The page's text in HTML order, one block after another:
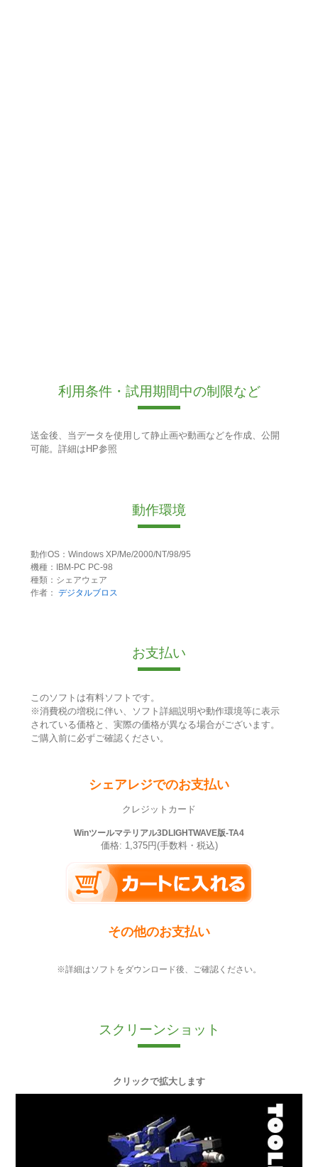
利用条件・試用期間中の制限など
送金後、当データを使用して静止画や動画などを作成、公開
可能。詳細はHP参照
動作環境
動作OS：Windows XP/Me/2000/NT/98/95
機種：IBM-PC PC-98
種類：シェアウェア
作者： デジタルブロス
お支払い
このソフトは有料ソフトです。
※消費税の増税に伴い、ソフト詳細説明や動作環境等に表示
されている価格と、実際の価格が異なる場合がございます。
ご購入前に必ずご確認ください。
シェアレジでのお支払い
クレジットカード
Winツールマテリアル3DLIGHTWAVE版-TA4
価格: 1,375円(手数料・税込)
その他のお支払い
※詳細はソフトをダウンロード後、ご確認ください。
スクリーンショット
クリックで拡大します